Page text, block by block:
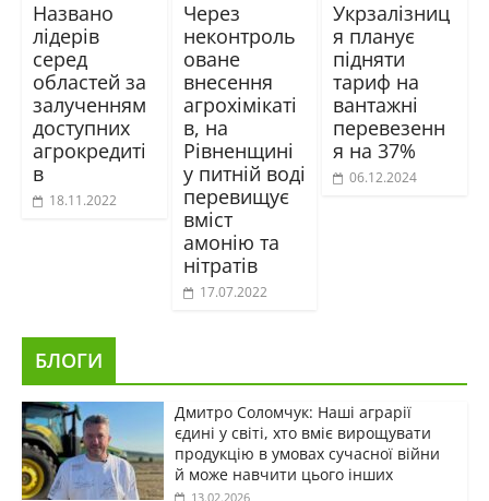
Названо
лідерів
серед
областей за
залученням
доступних
агрокредиті
в
18.11.2022
Через
неконтроль
оване
внесення
агрохімікаті
в, на
Рівненщині
у питній воді
перевищує
вміст
амонію та
нітратів
17.07.2022
Укрзалізниц
я планує
підняти
тариф на
вантажні
перевезенн
я на 37%
06.12.2024
БЛОГИ
Дмитро Соломчук: Наші аграрії
єдині у світі, хто вміє вирощувати
продукцію в умовах сучасної війни
й може навчити цього інших
13.02.2026